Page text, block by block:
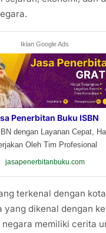
Iklan Google Ads
Penerbitan Buku ISBN
dengan Layanan Cepat,
Oleh Tim Profesional
jasapenerbitanbuku.com
terkenal dengan
yang dikenal dengan
memiliki cerita